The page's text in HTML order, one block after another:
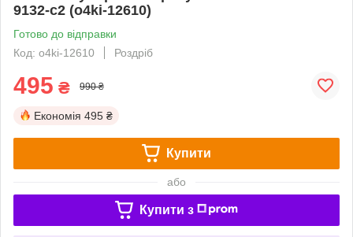
9132-с2 (o4ki-12610)
Готово до відправки
Код: o4ki-12610
Роздріб
495 ₴ 990 ₴
Економія 495 ₴
Купити
або
Купити з